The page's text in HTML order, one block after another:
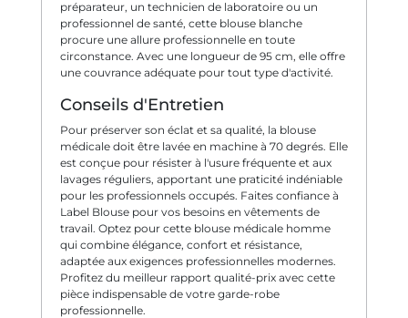
préparateur, un technicien de laboratoire ou un
professionnel de santé, cette blouse blanche
procure une allure professionnelle en toute
circonstance. Avec une longueur de 95 cm, elle offre
une couvrance adéquate pour tout type d'activité.
Conseils d'Entretien
Pour préserver son éclat et sa qualité, la blouse
médicale doit être lavée en machine à 70 degrés. Elle
est conçue pour résister à l'usure fréquente et aux
lavages réguliers, apportant une praticité indéniable
pour les professionnels occupés. Faites confiance à
Label Blouse pour vos besoins en vêtements de
travail. Optez pour cette blouse médicale homme
qui combine élégance, confort et résistance,
adaptée aux exigences professionnelles modernes.
Profitez du meilleur rapport qualité-prix avec cette
pièce indispensable de votre garde-robe
professionnelle.